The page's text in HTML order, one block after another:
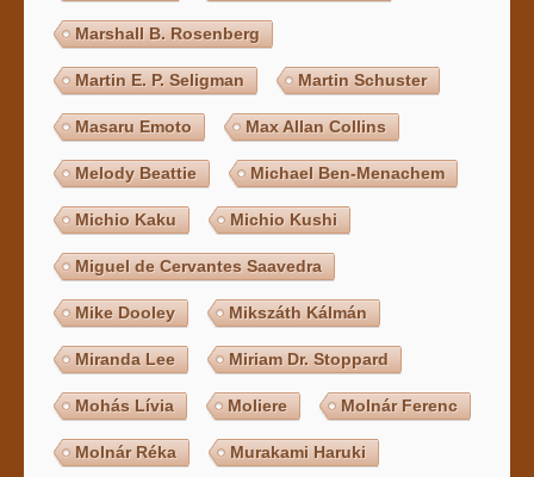
Marshall B. Rosenberg
Martin E. P. Seligman Martin Schuster
Masaru Emoto Max Allan Collins
Melody Beattie Michael Ben-Menachem
Michio Kaku Michio Kushi
Miguel de Cervantes Saavedra
Mike Dooley Mikszáth Kálmán
Miranda Lee Miriam Dr. Stoppard
Mohás Lívia Moliere Molnár Ferenc
Molnár Réka Murakami Haruki